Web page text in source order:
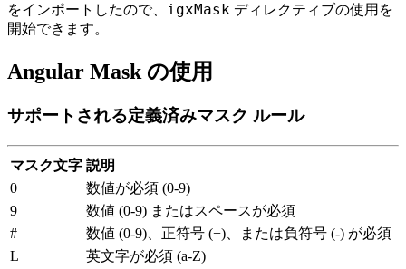
をインポートしたので、 igxMask ディレクティブの使用を
開始できます。
Angular Mask の使用
サポートされる定義済みマスク ルール
マスク文字 説明
0
数値が必須 (0-9)
9
数値 (0-9) またはスペースが必須
#
数値 (0-9)、正符号 (+)、または負符号 (-) が必須
L
英文字が必須 (a-Z)